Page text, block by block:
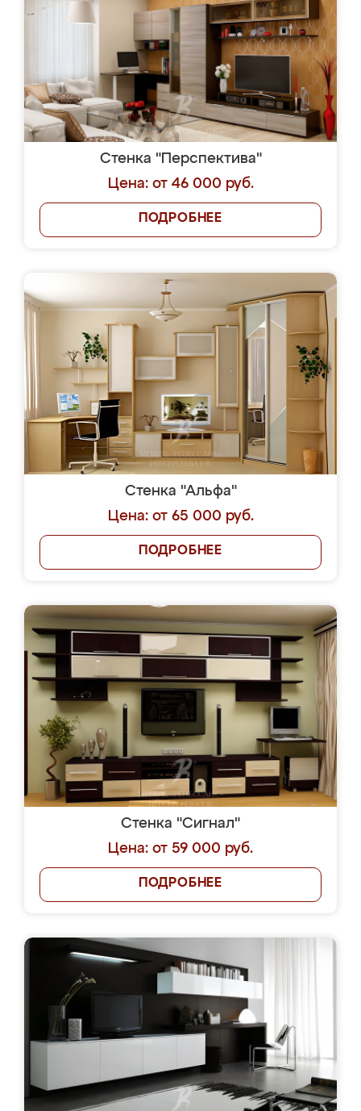
Стенка "Перспектива"
Цена: от 46 000 руб.
ПОДРОБНЕЕ
Стенка "Альфа"
Цена: от 65 000 руб.
ПОДРОБНЕЕ
Стенка "Сигнал"
Цена: от 59 000 руб.
ПОДРОБНЕЕ